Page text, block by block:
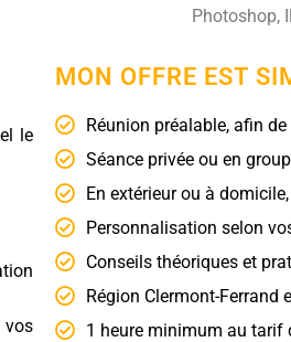
Photoshop,
le
vos
MON OFFRE EST
Réunion préalable, afin
Séance privée ou en
En extérieur ou à
Personnalisation selon
Conseils théoriques et
Région Clermont-Ferrand
1 heure minimum au tarif